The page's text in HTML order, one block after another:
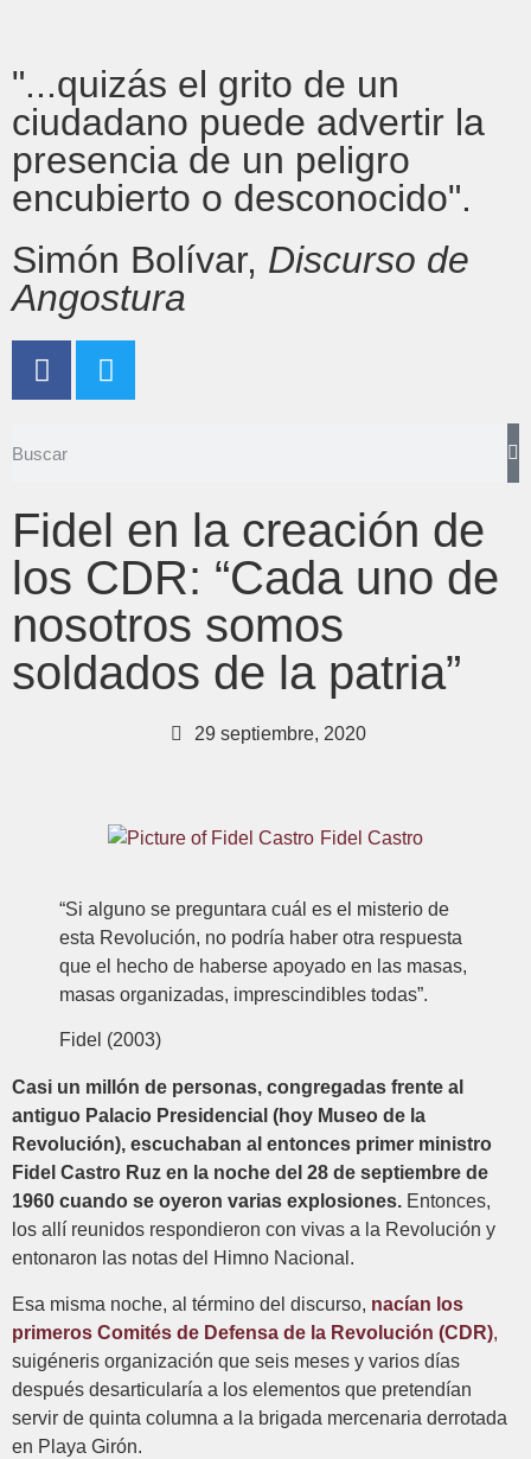
"...quizás el grito de un
ciudadano puede advertir la
presencia de un peligro
encubierto o desconocido".
Simón Bolívar, Discurso de
Angostura
Fidel en la creación de
los CDR: “Cada uno de
nosotros somos
soldados de la patria”
29 septiembre, 2020
Fidel Castro
“Si alguno se preguntara cuál es el misterio de
esta Revolución, no podría haber otra respuesta
que el hecho de haberse apoyado en las masas,
masas organizadas, imprescindibles todas”.
Fidel (2003)
Casi un millón de personas, congregadas frente al
antiguo Palacio Presidencial (hoy Museo de la
Revolución), escuchaban al entonces primer ministro
Fidel Castro Ruz en la noche del 28 de septiembre de
1960 cuando se oyeron varias explosiones. Entonces,
los allí reunidos respondieron con vivas a la Revolución y
entonaron las notas del Himno Nacional.
Esa misma noche, al término del discurso, nacían los
primeros Comités de Defensa de la Revolución (CDR),
suigéneris organización que seis meses y varios días
después desarticularía a los elementos que pretendían
servir de quinta columna a la brigada mercenaria derrotada
en Playa Girón.